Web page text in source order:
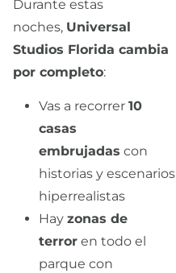
Durante estas
noches, Universal
Studios Florida cambia
por completo:
Vas a recorrer 10
casas
embrujadas con
historias y escenarios
hiperrealistas
Hay zonas de
terror en todo el
parque con